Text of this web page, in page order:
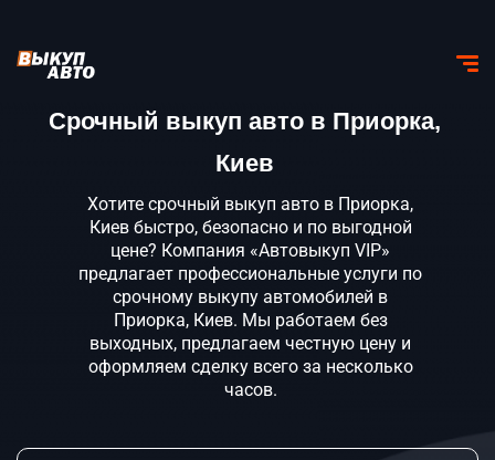
Срочный выкуп авто в Приорка,
Киев
Хотите срочный выкуп авто в Приорка,
Киев быстро, безопасно и по выгодной
цене? Компания «Автовыкуп VIP»
предлагает профессиональные услуги по
срочному выкупу автомобилей в
Приорка, Киев. Мы работаем без
выходных, предлагаем честную цену и
оформляем сделку всего за несколько
часов.